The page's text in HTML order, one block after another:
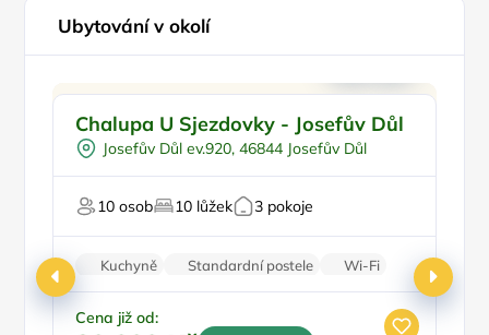
Ubytování v okolí
Pro sportovce
U lesa
U sjezdovky
Doporučujeme
Chalupa U Sjezdovky - Josefův Důl
Josefův Důl ev.920, 46844 Josefův Důl
10 osob 10 lůžek 3 pokoje
Kuchyně Standardní postele
Wi-Fi
Koupelna
Parkování zdarma
Cena již od: